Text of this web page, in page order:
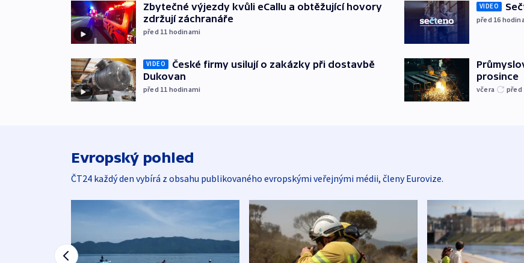
Zbytečné výjezdy kvůli eCallu a obtěžující hovory
zdržují záchranáře
před 11 hodinami
VIDEO
České firmy usilují o zakázky při dostavbě
Dukovan
před 11 hodinami
VIDEO
před 16
prosince
včera před
Evropský pohled
ČT24 každý den vybírá z obsahu publikovaného evropskými veřejnými médii, členy Eurovize.